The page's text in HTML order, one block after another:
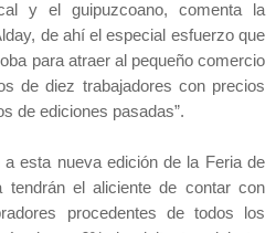
y el guipuzcoano, comenta la
de ahí el especial esfuerzo que
para atraer al pequeño comercio
de diez trabajadores con precios
de ediciones pasadas”.
esta nueva edición de la Feriade
tendrán el aliciente de contar con
procedentes de todos los